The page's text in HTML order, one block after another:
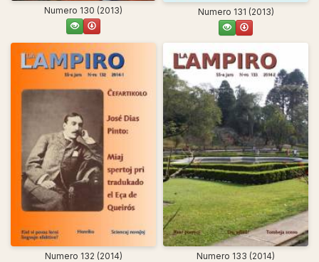
Numero 130 (2013) Numero 131 (2013)
Numero 132 (2014) Numero 133 (2014)